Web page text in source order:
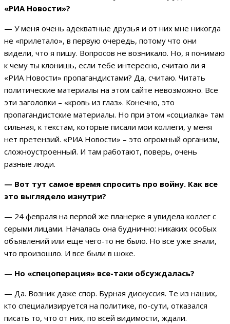
«РИА Новости»?
— У меня очень адекватные друзья и от них мне никогда
не «прилетало», в первую очередь, потому что они
видели, что я пишу. Вопросов не возникало. Но, я понимаю
к чему ты клонишь, если тебе интересно, считаю ли я
«РИА Новости» пропагандистами? Да, считаю. Читать
политические материалы на этом сайте невозможно. Все
эти заголовки – «кровь из глаз». Конечно, это
пропагандистские материалы. Но при этом «социалка» там
сильная, к текстам, которые писали мои коллеги, у меня
нет претензий. «РИА Новости» – это огромный организм,
сложноустроенный. И там работают, поверь, очень
разные люди.
— Вот тут самое время спросить про войну. Как все
это выглядело изнутри?
— 24 февраля на первой же планерке я увидела коллег с
серыми лицами. Началась она буднично: никаких особых
объявлений или еще чего-то не было. Но все уже знали,
что произошло. И все были в шоке.
— Но «спецоперация» все-таки обсуждалась?
— Да. Возник даже спор. Бурная дискуссия. Те из наших,
кто специализируется на политике, по-сути, отказался
писать то, что от них, по всей видимости, ждали.